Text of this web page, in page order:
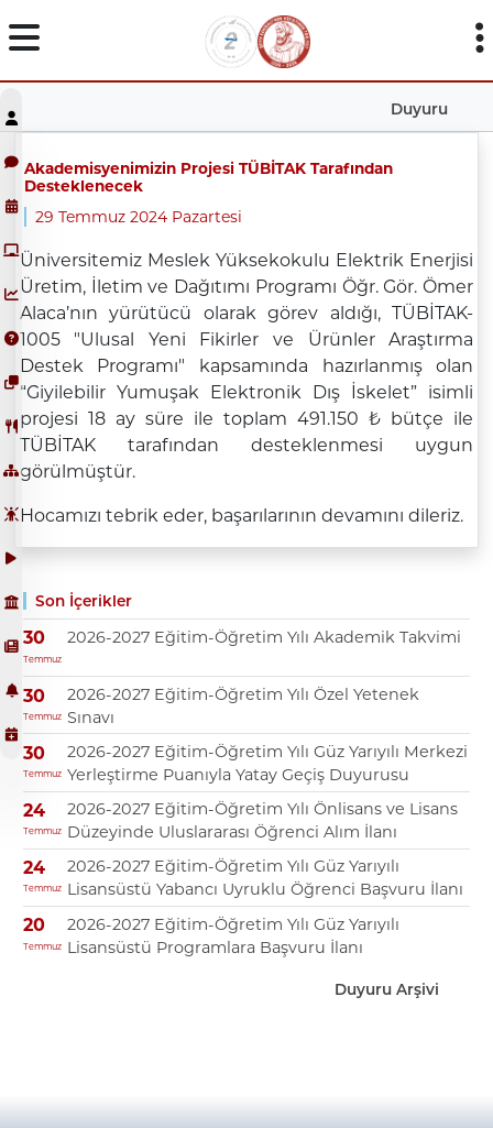
Duyuru
Son İçerikler
30
Temmuz
2026-2027 Eğitim-Öğretim Yılı Akademik Takvimi
30
Temmuz
2026-2027 Eğitim-Öğretim Yılı Özel Yetenek
Sınavı
30
Temmuz
2026-2027 Eğitim-Öğretim Yılı Güz Yarıyılı Merkezi
Yerleştirme Puanıyla Yatay Geçiş Duyurusu
24
Temmuz
2026-2027 Eğitim-Öğretim Yılı Önlisans ve Lisans
Düzeyinde Uluslararası Öğrenci Alım İlanı
24
Temmuz
2026-2027 Eğitim-Öğretim Yılı Güz Yarıyılı
Lisansüstü Yabancı Uyruklu Öğrenci Başvuru İlanı
20
Temmuz
2026-2027 Eğitim-Öğretim Yılı Güz Yarıyılı
Lisansüstü Programlara Başvuru İlanı
Duyuru Arşivi
Akademisyenimizin Projesi TÜBİTAK Tarafından
Desteklenecek
29 Temmuz 2024 Pazartesi
Üniversitemiz Meslek Yüksekokulu Elektrik Enerjisi
Üretim, İletim ve Dağıtımı Programı Öğr. Gör. Ömer
Alaca’nın yürütücü olarak görev aldığı, TÜBİTAK-
1005 "Ulusal Yeni Fikirler ve Ürünler Araştırma
Destek Programı" kapsamında hazırlanmış olan
“Giyilebilir Yumuşak Elektronik Dış İskelet” isimli
projesi 18 ay süre ile toplam 491.150 ₺ bütçe ile
TÜBİTAK tarafından desteklenmesi uygun
görülmüştür.
Hocamızı tebrik eder, başarılarının devamını dileriz.